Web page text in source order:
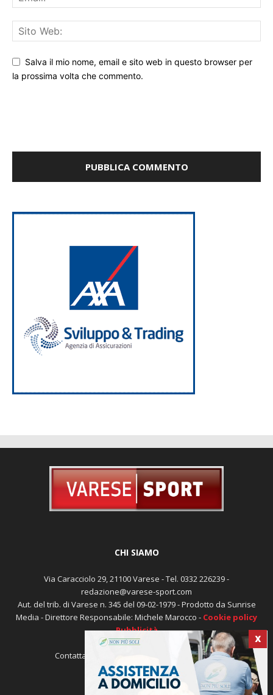
Salva il mio nome, email e sito web in questo browser per
la prossima volta che commento.
X
CHI SIAMO
Via Caracciolo 29, 21100 Varese - Tel. 0332 226239 -
redazione@varese-sport.com
Aut. del trib. di Varese n. 345 del 09-02-1979 - Prodotto da Sunrise
Media - Direttore Responsabile: Michele Marocco - Cookie policy
Pubblicità
Contattaci: redazione@varese-sport.com